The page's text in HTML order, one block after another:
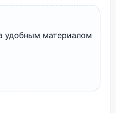
удобным материалом